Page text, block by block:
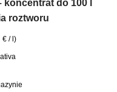
do 100 l
roztworu
€ / )